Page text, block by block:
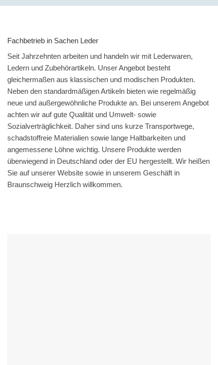
Fachbetrieb in Sachen Leder
Seit Jahrzehnten arbeiten und handeln wir mit Lederwaren,
Ledern und Zubehörartikeln. Unser Angebot besteht
gleichermaßen aus klassischen und modischen Produkten.
Neben den standardmäßigen Artikeln bieten wie regelmäßig
neue und außergewöhnliche Produkte an. Bei unserem Angebot
achten wir auf gute Qualität und Umwelt- sowie
Sozialverträglichkeit. Daher sind uns kurze Transportwege,
schadstoffreie Materialien sowie lange Haltbarkeiten und
angemessene Löhne wichtig. Unsere Produkte werden
überwiegend in Deutschland oder der EU hergestellt. Wir heißen
Sie auf unserer Website sowie in unserem Geschäft in
Braunschweig Herzlich willkommen.